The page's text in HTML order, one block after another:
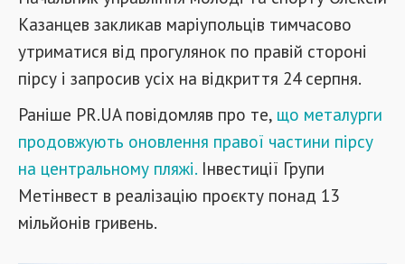
Казанцев закликав маріупольців тимчасово
утриматися від прогулянок по правій стороні
пірсу і запросив усіх на відкриття 24 серпня.
Раніше PR.UA повідомляв про те, що металурги
продовжують оновлення правої частини пірсу
на центральному пляжі. Інвестиції Групи
Метінвест в реалізацію проєкту понад 13
мільйонів гривень.